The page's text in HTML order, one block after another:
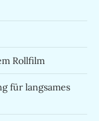
Rollfilm
für langsames